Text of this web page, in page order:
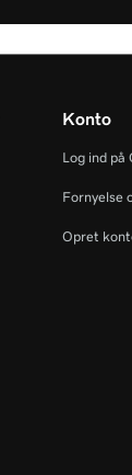
Konto
Log ind på
Fornyelse
Opret